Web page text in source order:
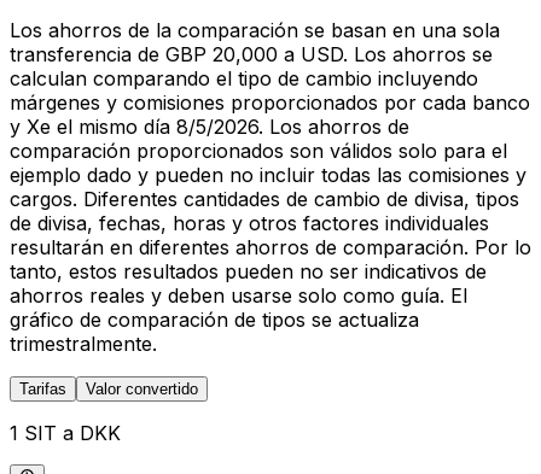
Los ahorros de la comparación se basan en una sola
transferencia de GBP 20,000 a USD. Los ahorros se
calculan comparando el tipo de cambio incluyendo
márgenes y comisiones proporcionados por cada banco
y Xe el mismo día 8/5/2026. Los ahorros de
comparación proporcionados son válidos solo para el
ejemplo dado y pueden no incluir todas las comisiones y
cargos. Diferentes cantidades de cambio de divisa, tipos
de divisa, fechas, horas y otros factores individuales
resultarán en diferentes ahorros de comparación. Por lo
tanto, estos resultados pueden no ser indicativos de
ahorros reales y deben usarse solo como guía. El
gráfico de comparación de tipos se actualiza
trimestralmente.
Tarifas Valor convertido
1 SIT a DKK